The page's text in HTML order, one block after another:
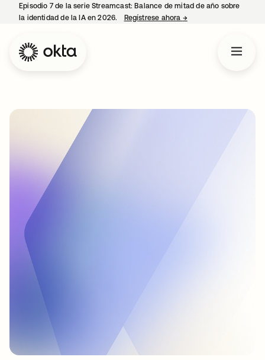
Episodio 7 de la serie Streamcast: Balance de mitad de año sobre
la identidad de la IA en 2026.
Regístrese ahora →se abre en una